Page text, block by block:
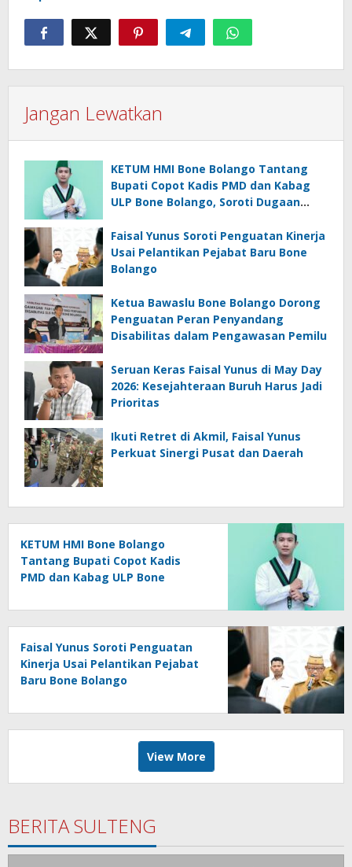
Jangan Lewatkan
KETUM HMI Bone Bolango Tantang
Bupati Copot Kadis PMD dan Kabag
ULP Bone Bolango, Soroti Dugaan
Faisal Yunus Soroti Penguatan Kinerja
Usai Pelantikan Pejabat Baru Bone
Bolango
Ketua Bawaslu Bone Bolango Dorong
Penguatan Peran Penyandang
Disabilitas dalam Pengawasan Pemilu
Seruan Keras Faisal Yunus di May Day
2026: Kesejahteraan Buruh Harus Jadi
Prioritas
Ikuti Retret di Akmil, Faisal Yunus
Perkuat Sinergi Pusat dan Daerah
KETUM HMI Bone Bolango
Tantang Bupati Copot Kadis
PMD dan Kabag ULP Bone
of Power’
Faisal Yunus Soroti Penguatan
Kinerja Usai Pelantikan Pejabat
Baru Bone Bolango
View More
BERITA SULTENG